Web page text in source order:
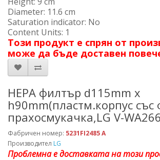
Diameter: 11.6 cm
Saturation indicator: No
Content Units: 1
Този продукт е спрян от
може да бъде доставен
HEPA филтър d115mm x
h90mm(пластм.корпус със
прахосмукачка,LG V-
Фабричен номер: 5231FI2485 A
Производител LG
Проблемна е доставката на този